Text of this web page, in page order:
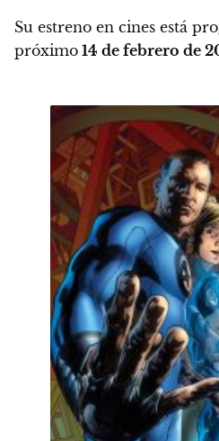
Su estreno en cines está
próximo 14 de febrero de